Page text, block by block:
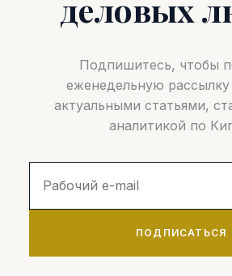
деловых
Подпишитесь, чтобы
еженедельную
актуальными статьями,
аналитикой по
ПОДПИСАТЬСЯ